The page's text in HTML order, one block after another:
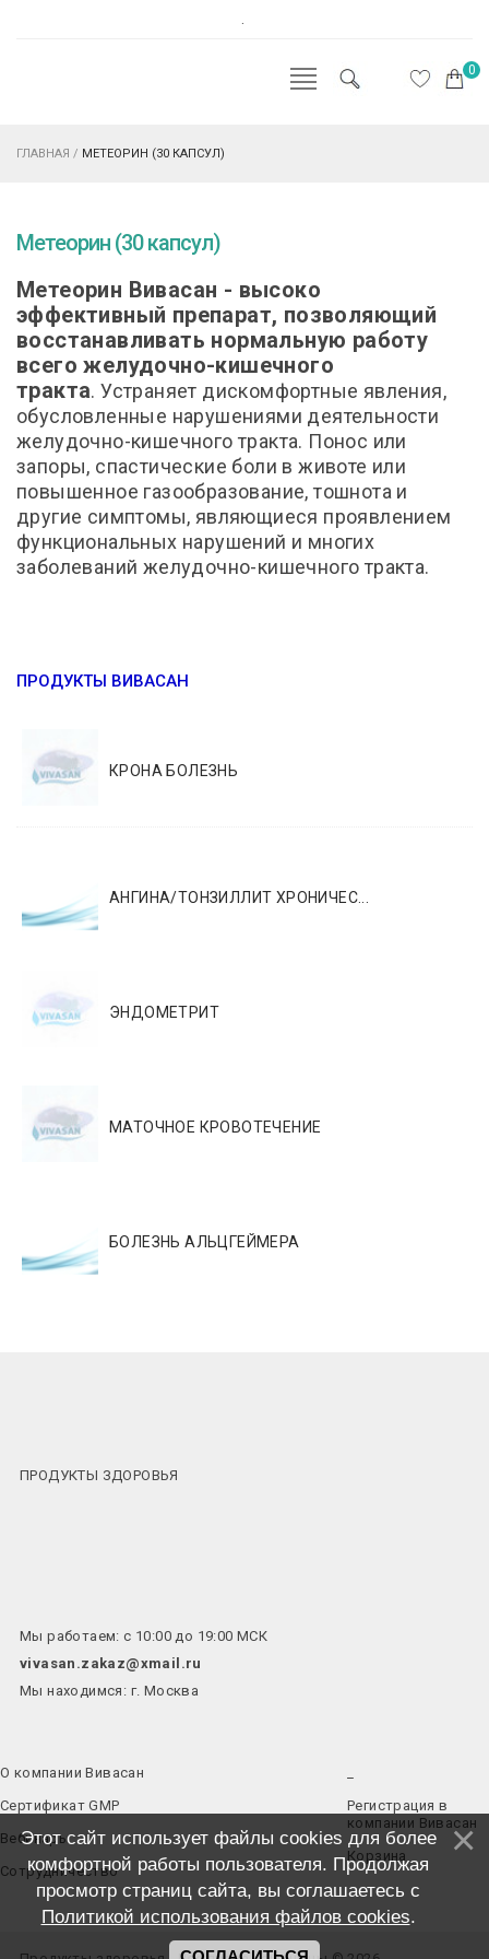
.
0
ГЛАВНАЯ / МЕТЕОРИН (30 КАПСУЛ)
Метеорин (30 капсул)
Метеорин Вивасан - высоко
эффективный препарат, позволяющий
восстанавливать нормальную работу
всего желудочно-кишечного
тракта.Устраняет дискомфортные явления,
обусловленные нарушениями деятельности
желудочно-кишечного тракта. Понос или
запоры, спастические боли в животе или
повышенное газообразование, тошнота и
другие симптомы, являющиеся проявлением
функциональных нарушений и многих
заболеваний желудочно-кишечного тракта.
ПРОДУКТЫ ВИВАСАН
КРОНА БОЛЕЗНЬ
АНГИНА/ТОНЗИЛЛИТ ХРОНИЧЕС...
ЭНДОМЕТРИТ
МАТОЧНОЕ КРОВОТЕЧЕНИЕ
БОЛЕЗНЬ АЛЬЦГЕЙМЕРА
ПРОДУКТЫ ЗДОРОВЬЯ
Мы работаем: с 10:00 до 19:00 МСК
vivasan.zakaz@xmail.ru
Мы находимся: г. Москва
О компании Вивасан
Сертификат GMP
Вебинары
Сотрудничество
Регистрация в
компании Вивасан
Корзина
Этот сайт использует файлы cookies для более
комфортной работы пользователя. Продолжая
просмотр страниц сайта, вы соглашаетесь с
Политикой использования файлов cookies.